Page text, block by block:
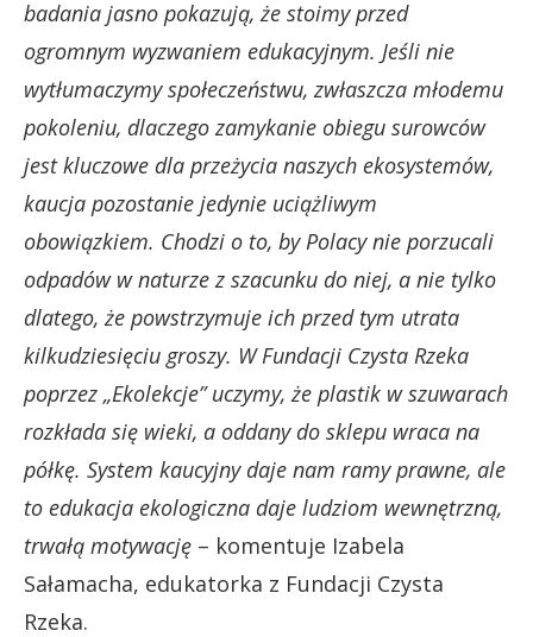
badania jasno pokazują, że stoimy przed
ogromnym wyzwaniem edukacyjnym. Jeśli nie
wytłumaczymy społeczeństwu, zwłaszcza młodemu
pokoleniu, dlaczego zamykanie obiegu surowców
jest kluczowe dla przeżycia naszych ekosystemów,
kaucja pozostanie jedynie uciążliwym
obowiązkiem. Chodzi o to, by Polacy nie porzucali
odpadów w naturze z szacunku do niej, a nie tylko
dlatego, że powstrzymuje ich przed tym utrata
kilkudziesięciu groszy. W Fundacji Czysta Rzeka
poprzez „Ekolekcje” uczymy, że plastik w szuwarach
rozkłada się wieki, a oddany do sklepu wraca na
półkę. System kaucyjny daje nam ramy prawne, ale
to edukacja ekologiczna daje ludziom wewnętrzną,
trwałą motywację – komentuje Izabela
Sałamacha, edukatorka z Fundacji Czysta
Rzeka.